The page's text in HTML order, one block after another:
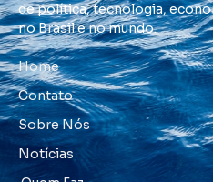
de política, tecnologia,
no Brasil e no mundo.
Home
Contato
Sobre Nós
Notícias